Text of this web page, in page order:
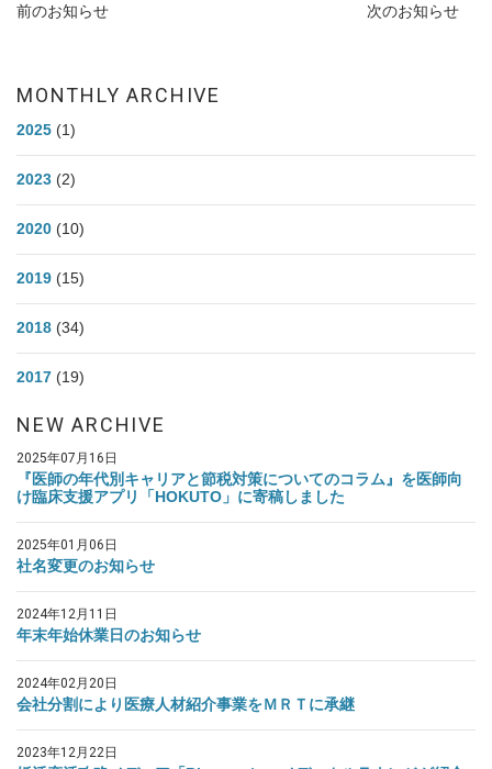
前のお知らせ 次のお知らせ
MONTHLY ARCHIVE
2025 (1)
2023 (2)
2020 (10)
2019 (15)
2018 (34)
2017 (19)
NEW ARCHIVE
2025年07月16日
『医師の年代別キャリアと節税対策についてのコラム』を医師向
け臨床支援アプリ「HOKUTO」に寄稿しました
2025年01月06日
社名変更のお知らせ
2024年12月11日
年末年始休業日のお知らせ
2024年02月20日
会社分割により医療人材紹介事業をＭＲＴに承継
2023年12月22日